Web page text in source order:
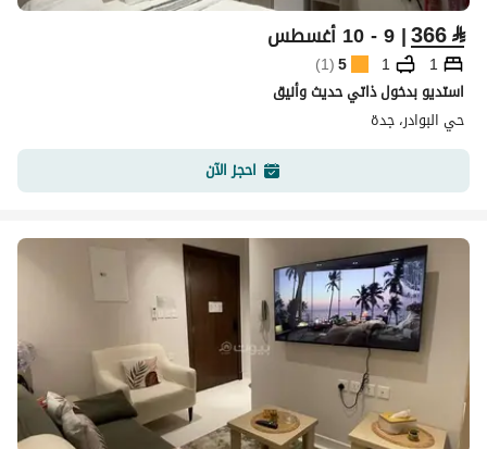
⃁
366| 9 - 10 أغسطس
1
1
5
(
1
)
استديو بدخول ذاتي حديث وأنيق
حي البوادر، جدة
احجز الآن